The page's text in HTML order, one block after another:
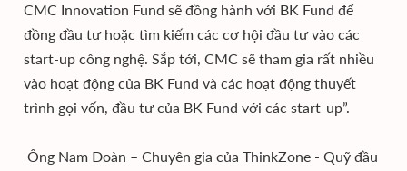
CMC Innovation Fund sẽ đồng hành với BK Fund để
đồng đầu tư hoặc tìm kiếm các cơ hội đầu tư vào các
start-up công nghệ. Sắp tới, CMC sẽ tham gia rất nhiều
vào hoạt động của BK Fund và các hoạt động thuyết
trình gọi vốn, đầu tư của BK Fund với các start-up”.
Ông Nam Đoàn – Chuyên gia của ThinkZone - Quỹ đầu